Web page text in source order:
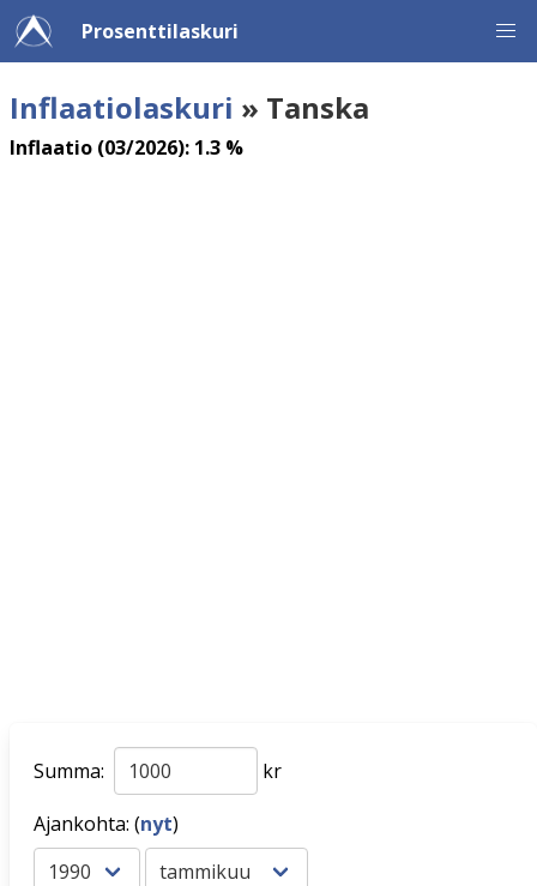
Prosenttilaskuri
Inflaatiolaskuri » Tanska
Inflaatio (03/2026): 1.3 %
Summa:
kr
Ajankohta: (nyt)